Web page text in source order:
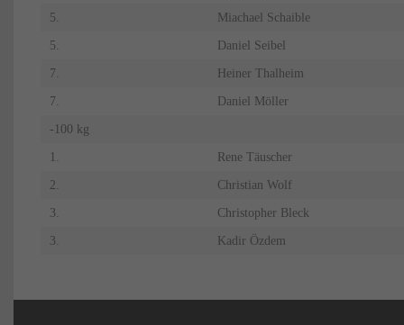
5. Miachael Schaible
5. Daniel Seibel
7. Heiner Thalheim
7. Daniel Möller
-100 kg
1. Rene Täuscher
2. Christian Wolf
3. Christopher Bleck
3. Kadir Özdem